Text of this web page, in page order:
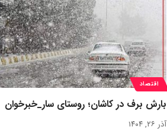
اقتصاد
بارش برف در کاشان؛ روستای سار_خبرخوان
آذر ۲۶, ۱۴۰۴